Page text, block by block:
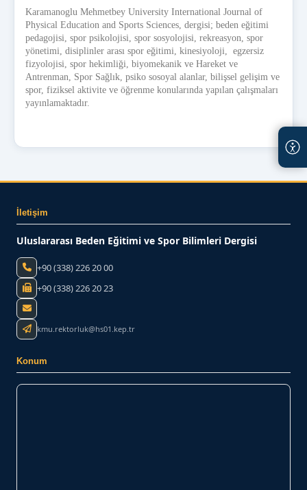
Karamanoglu Mehmetbey University International Journal of
Physical Education and Sports Sciences, dergisi; beden eğitimi
pedagojisi, spor psikolojisi, spor sosyolojisi, rekreasyon, spor
yönetimi, disiplinler arası spor eğitimi, kinesiyoloji, egzersiz
fizyolojisi, spor hekimliği, biyomekanik ve Hareket ve
Antrenman, Spor Sağlık, psiko sosoyal alanlar, bilişsel gelişim ve
spor, fiziksel aktivite ve öğrenme konularında yapılan çalışmaları
yayınlamaktadır.
İletişim
Uluslararası Beden Eğitimi ve Spor Bilimleri Dergisi
+90 (338) 226 20 00
+90 (338) 226 20 23
kmu.rektorluk@hs01.kep.tr
Konum